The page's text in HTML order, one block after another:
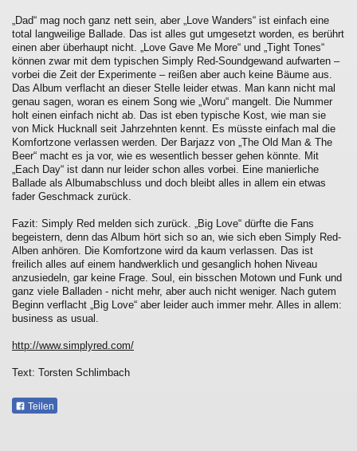
„Dad“ mag noch ganz nett sein, aber „Love Wanders“ ist einfach eine
total langweilige Ballade. Das ist alles gut umgesetzt worden, es berührt
einen aber überhaupt nicht. „Love Gave Me More“ und „Tight Tones“
können zwar mit dem typischen Simply Red-Soundgewand aufwarten –
vorbei die Zeit der Experimente – reißen aber auch keine Bäume aus.
Das Album verflacht an dieser Stelle leider etwas. Man kann nicht mal
genau sagen, woran es einem Song wie „Woru“ mangelt. Die Nummer
holt einen einfach nicht ab. Das ist eben typische Kost, wie man sie
von Mick Hucknall seit Jahrzehnten kennt. Es müsste einfach mal die
Komfortzone verlassen werden. Der Barjazz von „The Old Man & The
Beer“ macht es ja vor, wie es wesentlich besser gehen könnte. Mit
„Each Day“ ist dann nur leider schon alles vorbei. Eine manierliche
Ballade als Albumabschluss und doch bleibt alles in allem ein etwas
fader Geschmack zurück.
Fazit: Simply Red melden sich zurück. „Big Love“ dürfte die Fans
begeistern, denn das Album hört sich so an, wie sich eben Simply Red-
Alben anhören. Die Komfortzone wird da kaum verlassen. Das ist
freilich alles auf einem handwerklich und gesanglich hohen Niveau
anzusiedeln, gar keine Frage. Soul, ein bisschen Motown und Funk und
ganz viele Balladen - nicht mehr, aber auch nicht weniger. Nach gutem
Beginn verflacht „Big Love“ aber leider auch immer mehr. Alles in allem:
business as usual.
http://www.simplyred.com/
Text: Torsten Schlimbach
Teilen